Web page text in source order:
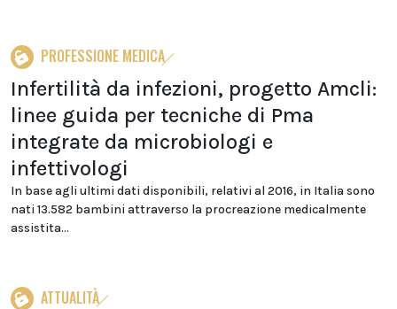
PROFESSIONE MEDICA
Infertilità da infezioni, progetto Amcli:
linee guida per tecniche di Pma
integrate da microbiologi e
infettivologi
In base agli ultimi dati disponibili, relativi al 2016, in Italia sono
nati 13.582 bambini attraverso la procreazione medicalmente
assistita...
ATTUALITÀ